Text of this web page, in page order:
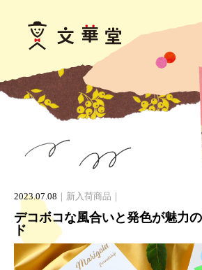
2023.07.08 新入荷商品
デコボコな風合いと発色が魅力
ド